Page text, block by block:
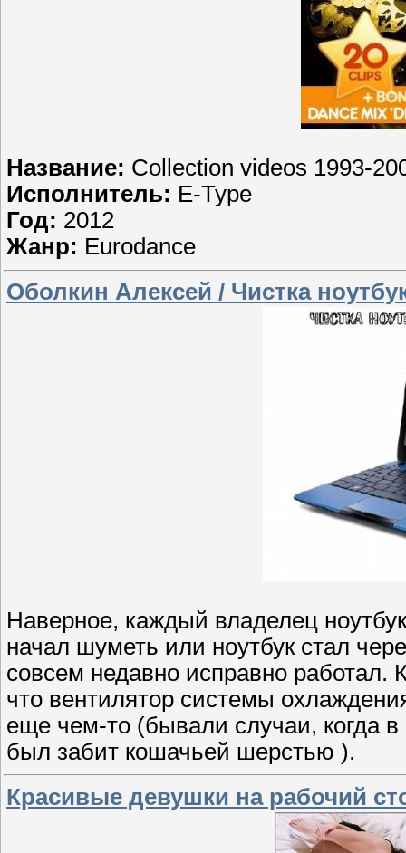
Название: Collection videos 1993-
Исполнитель: E-Type
Год: 2012
Жанр: Eurodance
Оболкин Алексей / Чистка
Наверное, каждый владелец
начал шуметь или ноутбук стал
совсем недавно исправно работал.
что вентилятор системы
еще чем-то (бывали случаи, когда
был забит кошачьей шерстью ).
Красивые девушки на рабочий